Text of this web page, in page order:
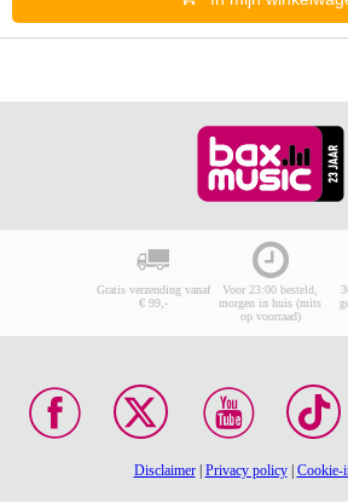
Gratis verzending vanaf
€ 99,-
Voor 23:00 besteld,
morgen in huis (mits
op voorraad)
Disclaimer| Privacy policy| Cookie-